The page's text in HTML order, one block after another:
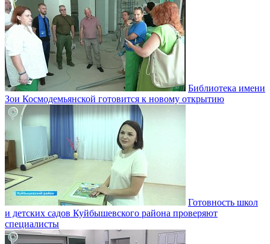
Библиотека имени
Зои Космодемьянской готовится к новому открытию
Готовность школ
и детских садов Куйбышевского района проверяют
специалисты